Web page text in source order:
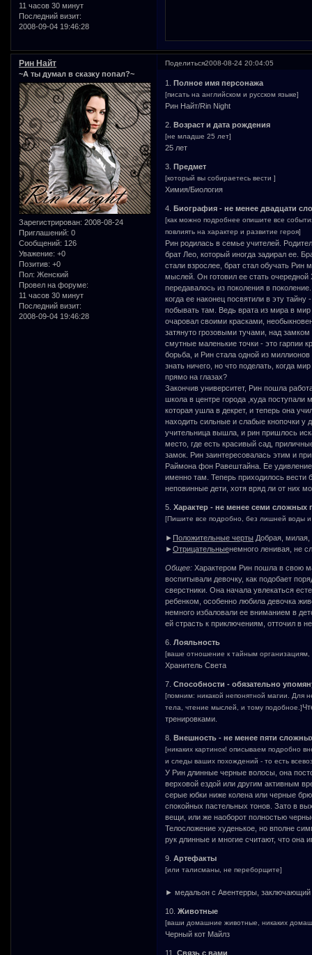
11 часов 30 минут
Последний визит:
2008-09-04 19:46:28
Поделиться2008-08-24 20:04:05
Рин Найт
~А ты думал в сказку попал?~
Зарегистрирован: 2008-08-24
Приглашений: 0
Сообщений: 126
Уважение: +0
Позитив: +0
Пол: Женский
Провел на форуме:
11 часов 30 минут
Последний визит:
2008-09-04 19:46:28
1.Полное имя персонажа
[писать на английском и русском языке]
Рин Найт/Rin Night
2.Возраст и дата рождения
[не младше 25 лет]
25 лет
3.Предмет
[который вы собираетесь вести ]
Химия/Биология
4.Биография - не менее двадцати
[как можно подробнее опишите все
повлиять на характер и развитие героя]
Рин родилась в семье учителей.
брат Лео, который иногда задирал ее.
стали взрослее, брат стал обучать
мыслей. Он готовил ее стать
передавалось из поколения в
когда ее наконец посвятили в эту
побывать там. Ведь врата из мира в
очаровал своими красками,
затянуто грозовыми тучами, над
смутные маленькие точки - это гарпии
борьба, и Рин стала одной из
знать ничего, но что поделать, когда
прямо на глазах?
Закончив университет, Рин пошла
школа в центре города ,куда
которая ушла в декрет, и теперь она
находить сильные и слабые кнопочки у
учительница вышла, и рин пришлось
место, где есть красивый сад,
замок. Рин заинтересовалась этим и
Раймона фон Равештайна. Ее
именно там. Теперь приходилось вести
неповинные дети, хотя вряд ли от них
5.Характер - не менее семи сложных
[Пишите все подробно, без лишней воды
► Положительные черты Добрая, милая,
►Отрицательныенемного ленивая, не
Общее: Характером Рин пошла в свою
воспитывали девочку, как подобает
сверстники. Она начала увлекаться
ребенком, особенно любила девочка
немного избаловали ее вниманием в
ей страсть к приключениям, отточил в
6.Лояльность
[ваше отношение к тайным организациям,
Хранитель Света
7.Способности - обязательно
[помним: никакой непонятной магии. Для
тела, чтение мыслей, и тому подобное.]
тренировками.
8.Внешность - не менее пяти
[никаких картинок! описываем подробно
и следы ваших похождений - то есть
У Рин длинные черные волосы, она
верховой ездой или другим активным
серые юбки ниже колена или черные
спокойных пастельных тонов. Зато в
вещи, или же наоборот полностью
Телосложение худенькое, но вполне
рук длинные и многие считают, что она
9.Артефакты
[или талисманы, не переборщите]
► медальон с Авентерры, заключающий
10.Животные
[ваши домашние животные, никаких
Черный кот Майлз
11.Связь с вами